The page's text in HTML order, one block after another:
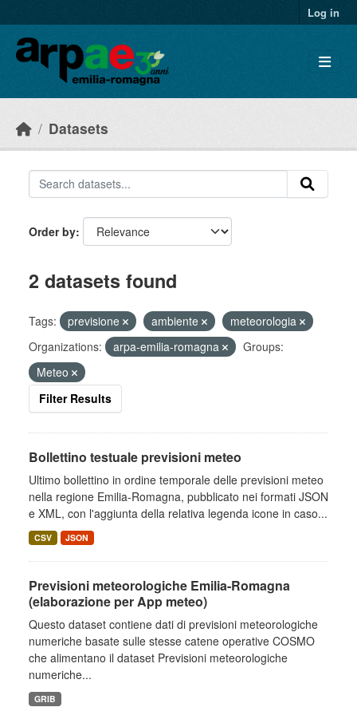
Log in
Datasets
Order by
2 datasets found
Tags: previsione ambiente
meteorologia
Organizations:
arpa-emilia-romagna
Groups:
Meteo
Filter Results
Bollettino testuale previsioni meteo
Ultimo bollettino in ordine temporale delle previsioni meteo
nella regione Emilia-Romagna, pubblicato nei formati JSON
e XML, con l'aggiunta della relativa legenda icone in caso...
CSV JSON
Previsioni meteorologiche Emilia-Romagna
(elaborazione per App meteo)
Questo dataset contiene dati di previsioni meteorologiche
numeriche basate sulle stesse catene operative COSMO
che alimentano il dataset Previsioni meteorologiche
numeriche...
GRIB